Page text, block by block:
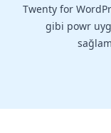
Twenty for
gibi powr